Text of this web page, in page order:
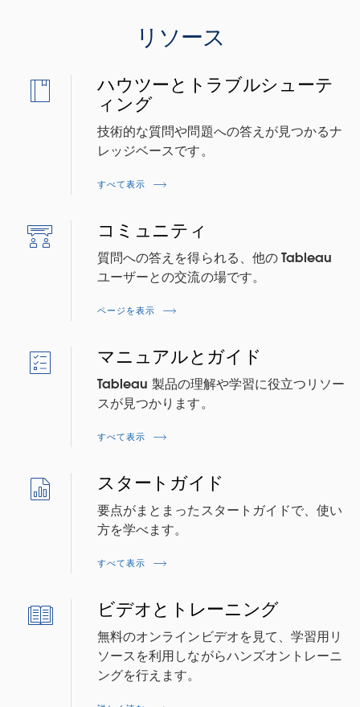
リソース
ハウツーとトラブルシューテ
ィング
技術的な質問や問題への答えが見つかるナ
レッジベースです。
すべて表示
コミュニティ
質問への答えを得られる、他の Tableau
ユーザーとの交流の場です。
ページを表示
マニュアルとガイド
Tableau 製品の理解や学習に役立つリソー
スが見つかります。
すべて表示
スタートガイド
要点がまとまったスタートガイドで、使い
方を学べます。
すべて表示
ビデオとトレーニング
無料のオンラインビデオを見て、学習用リ
ソースを利用しながらハンズオントレーニ
ングを行えます。